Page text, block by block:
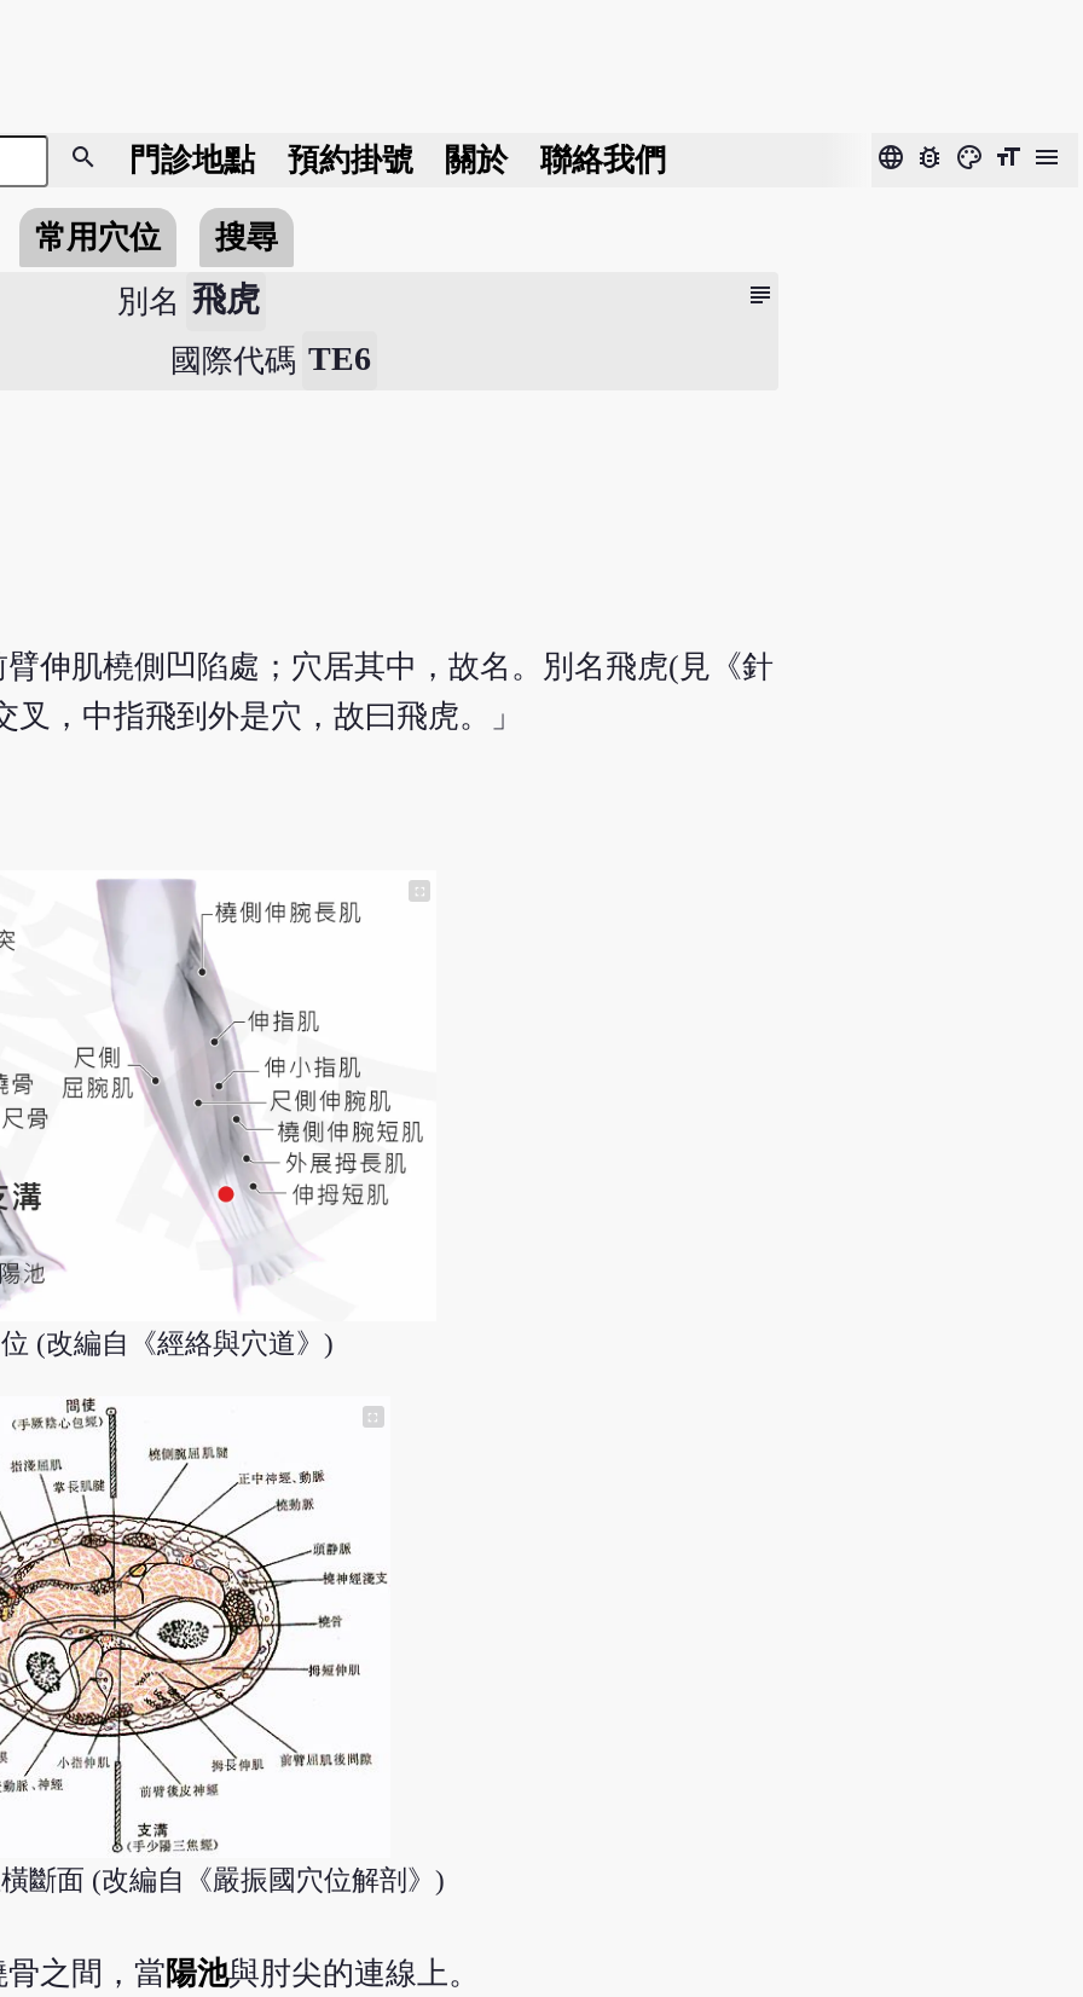
search 門診地點 預約掛號 關於 聯絡我們 language bug_report color_lens format_size menu
常用穴位 搜尋
subject
別名 飛虎
國際代碼 TE6
伸肌橈側凹陷處；穴居其中，故名。別名飛虎(見《針
，中指飛到外是穴，故曰飛虎。」
(改編自《經絡與穴道》)
斷面 (改編自《嚴振國穴位解剖》)
之間，當陽池與肘尖的連線上。